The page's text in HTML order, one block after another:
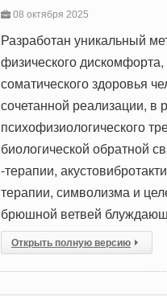
08 октября 2025
Разработан уникальный
физического
соматического здоровья
сочетанной реализации, в
психофизиологического
биологической обратной
-терапии,
терапии, символизма и
брюшной ветвей
Открыть полную версию